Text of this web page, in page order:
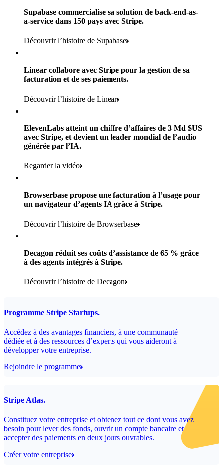
Produits utilisés :
Payments, Terminal, Connect, Stripe Sigma, Radar et Link
Payments, Connect, Data Pipeline et Issuing
Lire le témoignage
des paiements pour les éditions numériques et papier traités par
pour intégrer Stripe et passer en production
Produits utilisés :
Lire le témoignage
Supabase commercialise sa solution de back-end-as-
a-service dans 150 pays avec Stripe.
Découvrir l’histoire de Supabase
Linear collabore avec Stripe pour la gestion de sa
facturation et de ses paiements.
Découvrir l’histoire de Linear
ElevenLabs atteint un chiffre d’affaires de 3 Md $US
avec Stripe, et devient un leader mondial de l’audio
générée par l’IA.
Regarder la vidéo
Browserbase propose une facturation à l’usage pour
un navigateur d’agents IA grâce à Stripe.
Découvrir l’histoire de Browserbase
Decagon réduit ses coûts d’assistance de 65 % grâce
à des agents intégrés à Stripe.
Découvrir l’histoire de Decagon
Programme Stripe Startups.
Accédez à des avantages financiers, à une communauté
dédiée et à des ressources d’experts qui vous aideront à
développer votre entreprise.
Rejoindre le programme
Stripe Atlas.
Constituez votre entreprise et obtenez tout ce dont vous avez
besoin pour lever des fonds, ouvrir un compte bancaire et
accepter des paiements en deux jours ouvrables.
Créer votre entreprise